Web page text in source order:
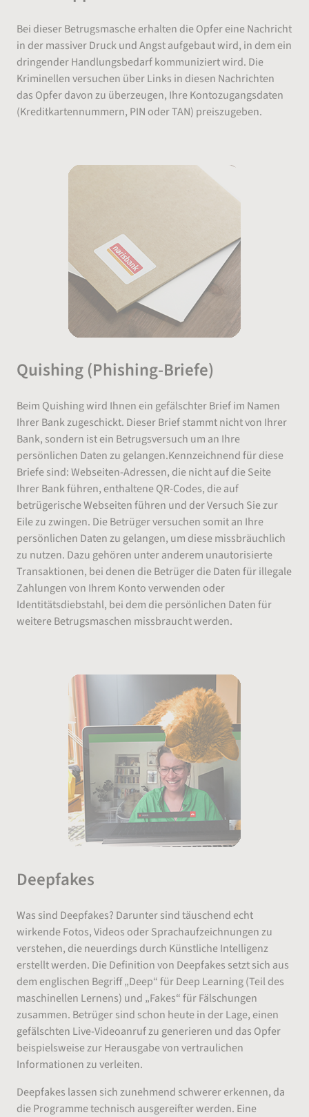
Bei dieser Betrugsmasche erhalten die Opfer eine Nachricht
in der massiver Druck und Angst aufgebaut wird, in dem ein
dringender Handlungsbedarf kommuniziert wird. Die
Kriminellen versuchen über Links in diesen Nachrichten
das Opfer davon zu überzeugen, Ihre Kontozugangsdaten
(Kreditkartennummern, PIN oder TAN) preiszugeben.
Quishing (Phishing-Briefe)
Beim Quishing wird Ihnen ein gefälschter Brief im Namen
Ihrer Bank zugeschickt. Dieser Brief stammt nicht von Ihrer
Bank, sondern ist ein Betrugsversuch um an Ihre
persönlichen Daten zu gelangen.Kennzeichnend für diese
Briefe sind: Webseiten-Adressen, die nicht auf die Seite
Ihrer Bank führen, enthaltene QR-Codes, die auf
betrügerische Webseiten führen und der Versuch Sie zur
Eile zu zwingen. Die Betrüger versuchen somit an Ihre
persönlichen Daten zu gelangen, um diese missbräuchlich
zu nutzen. Dazu gehören unter anderem unautorisierte
Transaktionen, bei denen die Betrüger die Daten für illegale
Zahlungen von Ihrem Konto verwenden oder
Identitätsdiebstahl, bei dem die persönlichen Daten für
weitere Betrugsmaschen missbraucht werden.
Deepfakes
Was sind Deepfakes? Darunter sind täuschend echt
wirkende Fotos, Videos oder Sprachaufzeichnungen zu
verstehen, die neuerdings durch Künstliche Intelligenz
erstellt werden. Die Definition von Deepfakes setzt sich aus
dem englischen Begriff „Deep“ für Deep Learning (Teil des
maschinellen Lernens) und „Fakes“ für Fälschungen
zusammen. Betrüger sind schon heute in der Lage, einen
gefälschten Live-Videoanruf zu generieren und das Opfer
beispielsweise zur Herausgabe von vertraulichen
Informationen zu verleiten.
Deepfakes lassen sich zunehmend schwerer erkennen, da
die Programme technisch ausgereifter werden. Eine